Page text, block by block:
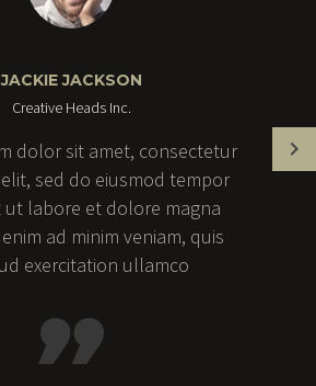
JACKIE JACKSON
Creative Heads Inc.
dolor sit amet, consectetur
sed do eiusmod tempor
ut labore et dolore magna
ad minim veniam, quis
exercitation ullamco
